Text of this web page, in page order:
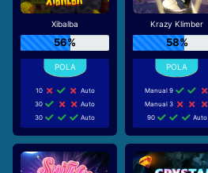
Xibalba
56%
10
Auto
30
Auto
30
Auto
Krazy Klimber
58%
Manual 9
Manual 3
90
Auto